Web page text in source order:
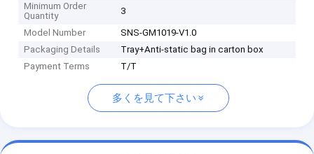
Minimum Order
Quantity
3
Model Number
SNS-GM1019-V1.0
Packaging Details
Tray+Anti-static bag in carton box
Payment Terms
T/T
多くを見て下さい